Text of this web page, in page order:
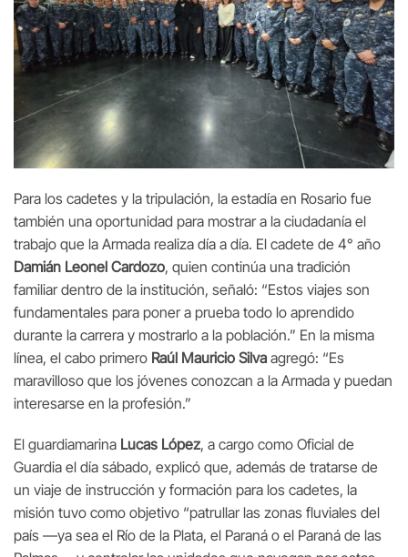
Para los cadetes y la tripulación, la estadía en Rosario fue
también una oportunidad para mostrar a la ciudadanía el
trabajo que la Armada realiza día a día. El cadete de 4° año
Damián Leonel Cardozo, quien continúa una tradición
familiar dentro de la institución, señaló: “Estos viajes son
fundamentales para poner a prueba todo lo aprendido
durante la carrera y mostrarlo a la población.” En la misma
línea, el cabo primero Raúl Mauricio Silva agregó: “Es
maravilloso que los jóvenes conozcan a la Armada y puedan
interesarse en la profesión.”
El guardiamarina Lucas López, a cargo como Oficial de
Guardia el día sábado, explicó que, además de tratarse de
un viaje de instrucción y formación para los cadetes, la
misión tuvo como objetivo “patrullar las zonas fluviales del
país —ya sea el Río de la Plata, el Paraná o el Paraná de las